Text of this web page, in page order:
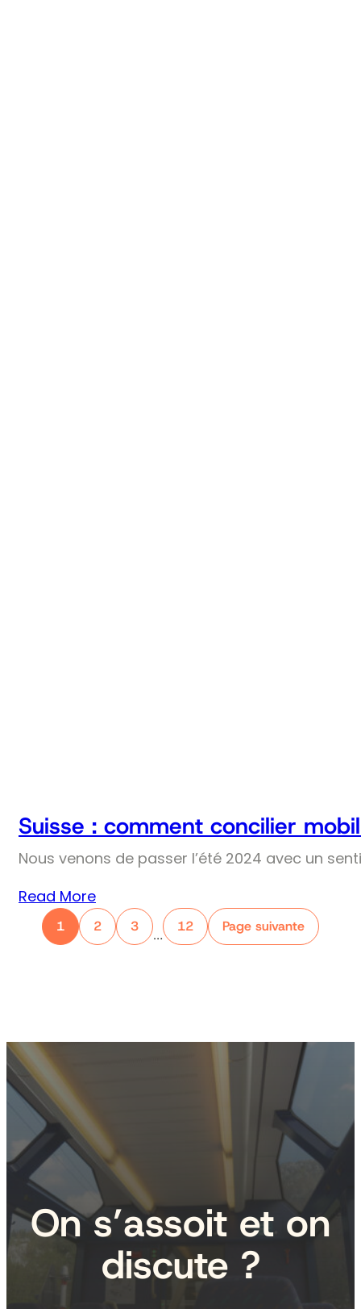
Suisse : comment concilier
Nous venons de passer l’été 2024 avec un
Read More
1 2 3
…
12 Page suivante
On s’assoit et on
discute ?